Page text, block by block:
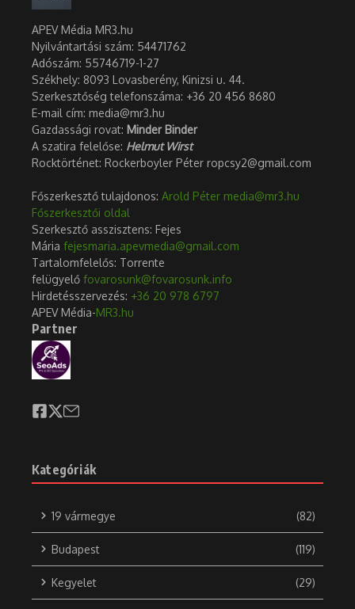
APEV Média MR3.hu
Nyilvántartási szám: 54471762
Adószám: 55746719-1-27
Székhely: 8093 Lovasberény, Kinizsi u. 44.
Szerkesztőség telefonszáma: +36 20 456 8680
E-mail cím: media@mr3.hu
Gazdassági rovat: Minder Binder
A szatira felelőse: Helmut Wirst
Rocktörténet: Rockerboyler Péter ropcsy2@gmail.com
Főszerkesztő tulajdonos: Arold Péter media@mr3.hu
Főszerkesztői oldal
Szerkesztő asszisztens: Fejes
Mária fejesmaria.apevmedia@gmail.com
Tartalomfelelős: Torrente
felügyelő fovarosunk@fovarosunk.info
Hirdetésszervezés: +36 20 978 6797
APEV Média-MR3.hu
Partner
Kategóriák
19 vármegye (82)
Budapest (119)
Kegyelet (29)